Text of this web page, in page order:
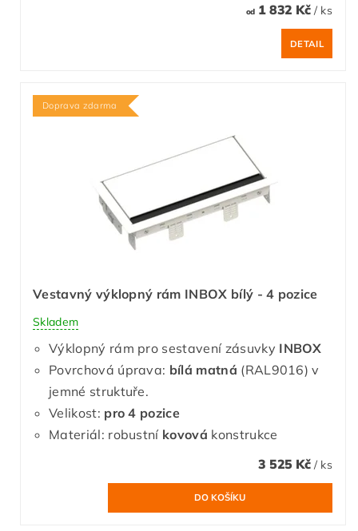
od1 832 Kč / ks
DETAIL
Doprava zdarma
Vestavný výklopný rám INBOX bílý - 4 pozice
Skladem
Výklopný rám pro sestavení zásuvky INBOX
Povrchová úprava: bílá matná (RAL9016) v
jemné struktuře.
Velikost: pro 4 pozice
Materiál: robustní kovová konstrukce
3 525 Kč / ks